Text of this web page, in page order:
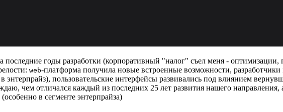
последние годы разработки (корпоративный "налог" съел меня -
web-платформа получила новые встроенные возможности, разработчики
энтерпрайз), пользовательские интерфейсы развивались под влиянием
чем отличался каждый из последних 25 лет развития нашего
в сегменте энтерпрайза)